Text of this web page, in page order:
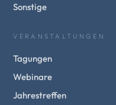
Sonstige
VERANSTALTUNGEN
Tagungen
Webinare
Jahrestreffen